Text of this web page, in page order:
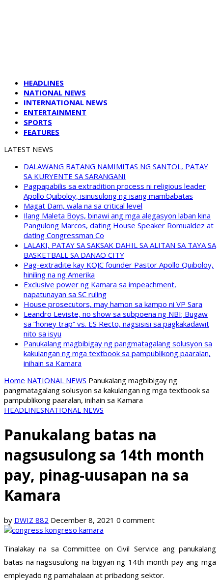
HEADLINES
NATIONAL NEWS
INTERNATIONAL NEWS
ENTERTAINMENT
SPORTS
FEATURES
LATEST NEWS
DALAWANG BATANG NAMIMITAS NG SANTOL, PATAY
SA KURYENTE SA SARANGANI
Pagpapabilis sa extradition process ni religious leader
Apollo Quiboloy, isinusulong ng isang mambabatas
Magat Dam, wala na sa critical level
Ilang Maleta Boys, binawi ang mga alegasyon laban kina
Pangulong Marcos, dating House Speaker Romualdez at
dating Congressman Co
LALAKI, PATAY SA SAKSAK DAHIL SA ALITAN SA TAYA SA
BASKETBALL SA DANAO CITY
Pag-extradite kay KOJC founder Pastor Apollo Quiboloy,
hiniling na ng Amerika
Exclusive power ng Kamara sa impeachment,
napatunayan sa SC ruling
House prosecutors, may hamon sa kampo ni VP Sara
Leandro Leviste, no show sa subpoena ng NBI; Bugaw
sa “honey trap” vs. ES Recto, nagsisisi sa pagkakadawit
nito sa isyu
Panukalang magbibigay ng pangmatagalang solusyon sa
kakulangan ng mga textbook sa pampublikong paaralan,
inihain sa Kamara
Home NATIONAL NEWS Panukalang magbibigay ng
pangmatagalang solusyon sa kakulangan ng mga textbook sa
pampublikong paaralan, inihain sa Kamara
HEADLINESNATIONAL NEWS
Panukalang batas na
nagsusulong sa 14th month
pay, pinag-uusapan na sa
Kamara
by DWIZ 882 December 8, 2021 0 comment
Tinalakay na sa Committee on Civil Service ang panukalang
batas na nagsusulong na bigyan ng 14th month pay ang mga
empleyado ng pamahalaan at pribadong sektor.